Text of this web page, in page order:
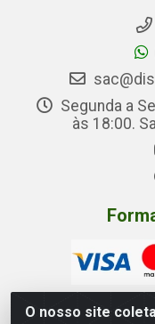
O nosso site
Segunda a
às 18:00.